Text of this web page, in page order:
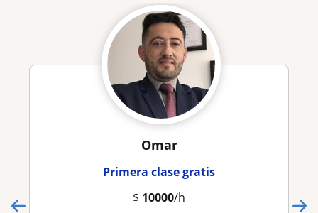
Omar
Primera clase gratis
$ 10000/h